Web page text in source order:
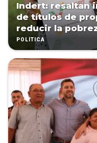
Indert: resaltan
de títulos de
reducir la
POLÍTICA